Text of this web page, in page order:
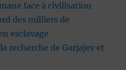
face à civilisation
des milliers de
esclavage
recherche de Garjajev et